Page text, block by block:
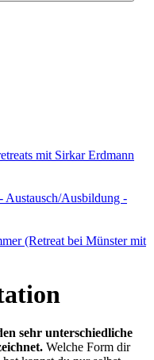
mit Sirkar Erdmann
Austausch/Ausbildung -
(Retreat bei Münster mit
sehr unterschiedliche
Welche Form dir